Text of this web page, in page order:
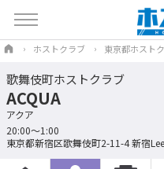
ホストクラブ 東京都ホスト
歌舞伎町ホストクラブ
ACQUA
アクア
20:00〜1:00
東京都新宿区歌舞伎町2-11-4 新宿